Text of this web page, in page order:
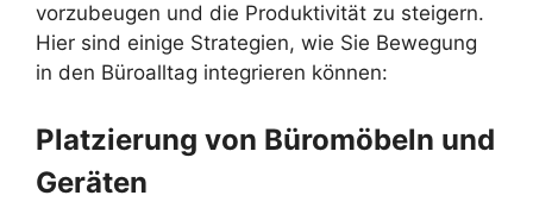
vorzubeugen und die Produktivität zu steigern.
Hier sind einige Strategien, wie Sie Bewegung
in den Büroalltag integrieren können:
Platzierung von Büromöbeln und
Geräten